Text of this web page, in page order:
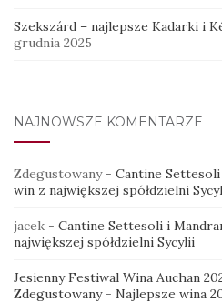
Szekszárd – najlepsze Kadarki i
grudnia 2025
NAJNOWSZE KOMENTARZE
Zdegustowany- Cantine
win z największej spółdzielni
jacek - Cantine Settesoli i
największej spółdzielni Sycylii
Jesienny Festiwal Wina Auchan
Zdegustowany- Najlepsze wina